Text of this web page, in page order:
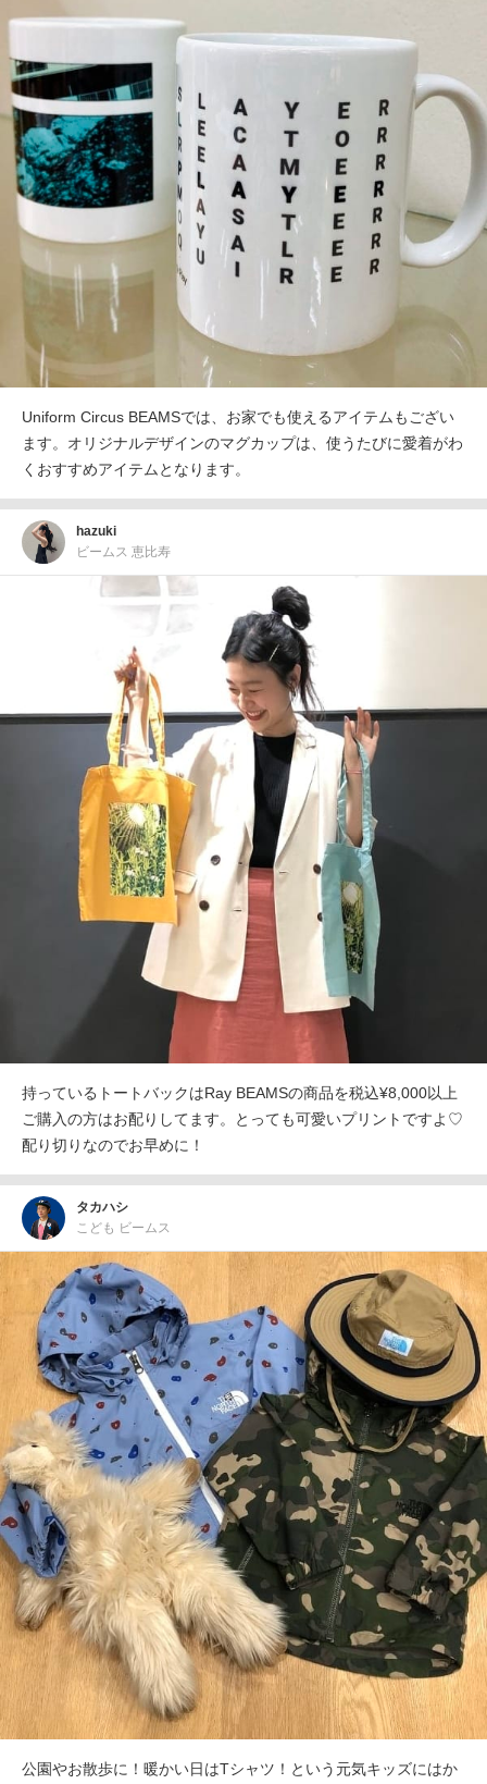
Uniform Circus BEAMSでは、お家でも使えるアイテムもござい
ます。オリジナルデザインのマグカップは、使うたびに愛着がわ
くおすすめアイテムとなります。
hazuki
ビームス 恵比寿
持っているトートバックはRay BEAMSの商品を税込¥8,000以上
ご購入の方はお配りしてます。とっても可愛いプリントですよ♡
配り切りなのでお早めに！
タカハシ
こども ビームス
公園やお散歩に！暖かい日はTシャツ！という元気キッズにはか